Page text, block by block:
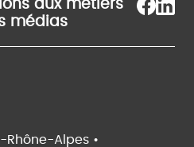
aux métiers
médias
Rhône-Alpes •